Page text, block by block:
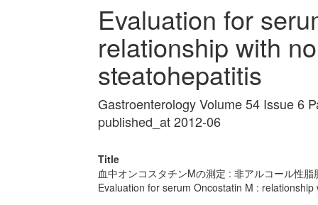
Evaluation for
relationship with
steatohepatitis
Gastroenterology Volume 54 Issue 6
published_at 2012-06
Title
血中オンコスタチンMの測定 : 非アルコール性
Evaluation for serum Oncostatin M :